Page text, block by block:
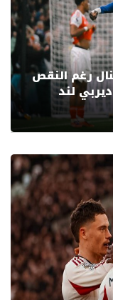
رغم النقص
لند